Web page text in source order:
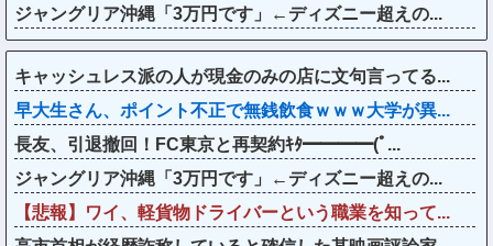
ジャングリア沖縄「3万円です」←ディズニー超えの...
キャッシュレス派の人が現金のみの店に文句言ってる...
早大生さん、ポイント不正で無銭飲食ｗｗｗ大学が異...
長友、引退撤回！FC東京と再契約ｷﾀ━━━━(ﾟ...
ジャングリア沖縄「3万円です」←ディズニー超えの...
【悲報】ワイ、軽貨物ドライバーという職業を知って...